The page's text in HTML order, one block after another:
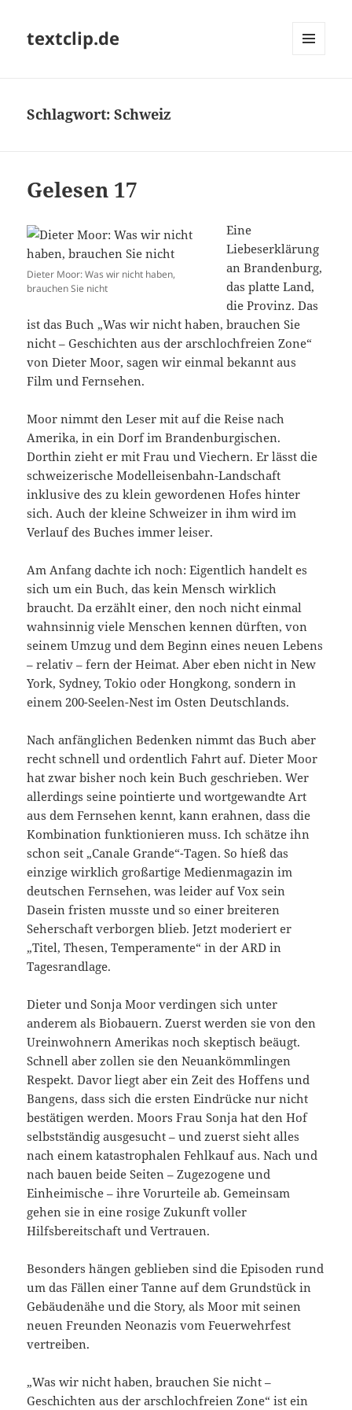
textclip.de
Schlagwort:Schweiz
Gelesen 17
Dieter Moor: Was wir nicht haben,
brauchen Sie nicht
Eine
Liebeserklärung
an Brandenburg,
das platte Land,
die Provinz. Das
ist das Buch „Was wir nicht haben, brauchen Sie
nicht – Geschichten aus der arschlochfreien Zone“
von Dieter Moor, sagen wir einmal bekannt aus
Film und Fernsehen.
Moor nimmt den Leser mit auf die Reise nach
Amerika, in ein Dorf im Brandenburgischen.
Dorthin zieht er mit Frau und Viechern. Er lässt die
schweizerische Modelleisenbahn-Landschaft
inklusive des zu klein gewordenen Hofes hinter
sich. Auch der kleine Schweizer in ihm wird im
Verlauf des Buches immer leiser.
Am Anfang dachte ich noch: Eigentlich handelt es
sich um ein Buch, das kein Mensch wirklich
braucht. Da erzählt einer, den noch nicht einmal
wahnsinnig viele Menschen kennen dürften, von
seinem Umzug und dem Beginn eines neuen Lebens
– relativ – fern der Heimat. Aber eben nicht in New
York, Sydney, Tokio oder Hongkong, sondern in
einem 200-Seelen-Nest im Osten Deutschlands.
Nach anfänglichen Bedenken nimmt das Buch aber
recht schnell und ordentlich Fahrt auf. Dieter Moor
hat zwar bisher noch kein Buch geschrieben. Wer
allerdings seine pointierte und wortgewandte Art
aus dem Fernsehen kennt, kann erahnen, dass die
Kombination funktionieren muss. Ich schätze ihn
schon seit „Canale Grande“-Tagen. So híeß das
einzige wirklich großartige Medienmagazin im
deutschen Fernsehen, was leider auf Vox sein
Dasein fristen musste und so einer breiteren
Seherschaft verborgen blieb. Jetzt moderiert er
„Titel, Thesen, Temperamente“ in der ARD in
Tagesrandlage.
Dieter und Sonja Moor verdingen sich unter
anderem als Biobauern. Zuerst werden sie von den
Ureinwohnern Amerikas noch skeptisch beäugt.
Schnell aber zollen sie den Neuankömmlingen
Respekt. Davor liegt aber ein Zeit des Hoffens und
Bangens, dass sich die ersten Eindrücke nur nicht
bestätigen werden. Moors Frau Sonja hat den Hof
selbstständig ausgesucht – und zuerst sieht alles
nach einem katastrophalen Fehlkauf aus. Nach und
nach bauen beide Seiten – Zugezogene und
Einheimische – ihre Vorurteile ab. Gemeinsam
gehen sie in eine rosige Zukunft voller
Hilfsbereitschaft und Vertrauen.
Besonders hängen geblieben sind die Episoden rund
um das Fällen einer Tanne auf dem Grundstück in
Gebäudenähe und die Story, als Moor mit seinen
neuen Freunden Neonazis vom Feuerwehrfest
vertreiben.
„Was wir nicht haben, brauchen Sie nicht –
Geschichten aus der arschlochfreien Zone“ ist ein